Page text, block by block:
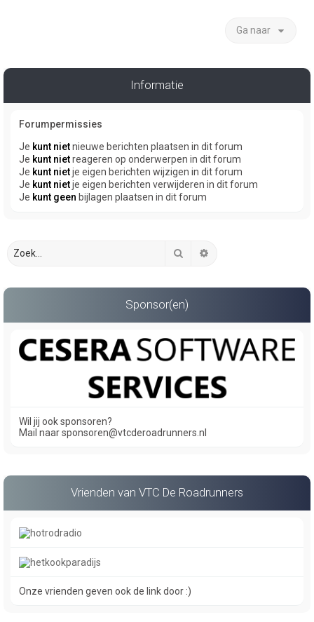
Ga naar
Informatie
Forumpermissies
Je kunt nietnieuwe berichten plaatsen in dit forum
Je kunt nietreageren op onderwerpen in dit forum
Je kunt nietje eigen berichten wijzigen in dit forum
Je kunt nietje eigen berichten verwijderen in dit forum
Je kunt geen bijlagen plaatsen in dit forum
Zoek
Sponsor(en)
Wil jij ook sponsoren?
Mail naar sponsoren@vtcderoadrunners.nl
Vrienden van VTC De Roadrunners
Onze vrienden geven ook de link door :)